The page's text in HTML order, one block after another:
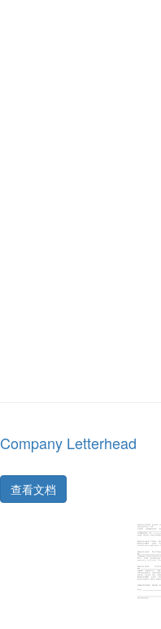
Company Letterhead
查看文档